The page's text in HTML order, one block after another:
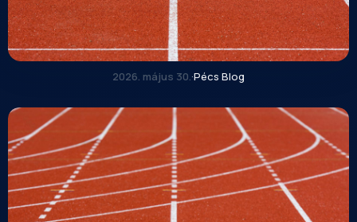
2026. május 30.·Pécs Blog